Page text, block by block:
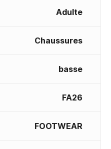
Adulte
Chaussures
basse
FA26
FOOTWEAR